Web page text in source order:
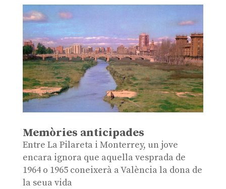
Memòries anticipades
Entre La Pilareta i Monterrey, un jove
encara ignora que aquella vesprada de
1964 o 1965 coneixerà a València la dona de
la seua vida